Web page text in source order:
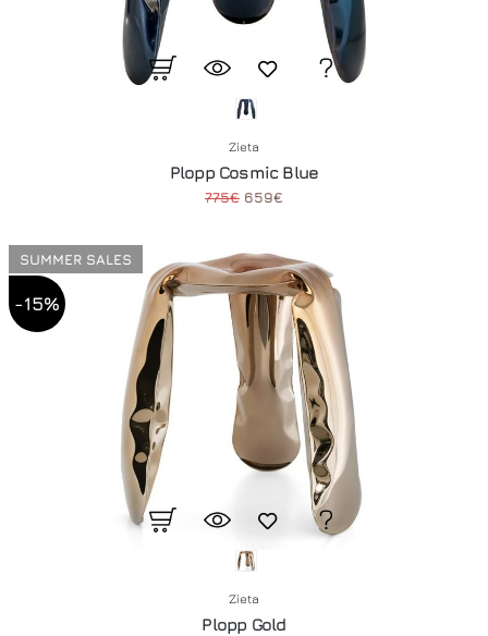
Zieta
Plopp Cosmic Blue
775€ 659€
SUMMER SALES
-15%
Zieta
Plopp Gold